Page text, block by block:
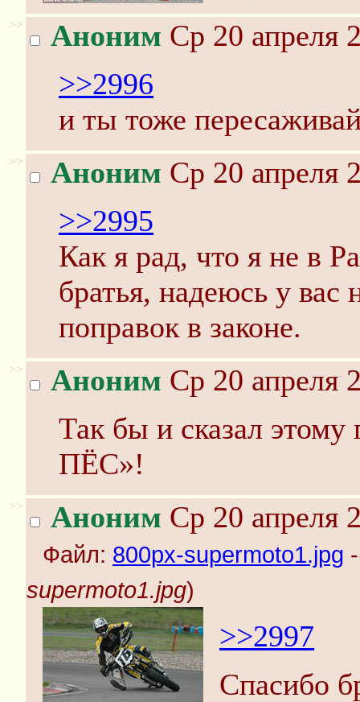
>> Аноним Ср 20 апреля
>>2996
и ты тоже
>> Аноним Ср 20 апреля
>>2995
Как я рад, что я не в
братья, надеюсь у
поправок в законе.
>> Аноним Ср 20 апреля
Так бы и сказал этому
ПЁС»!
>> Аноним Ср 20 апреля
Файл: 800px-supermoto1.jpg
supermoto1.jpg)
>>2997
Спасибо